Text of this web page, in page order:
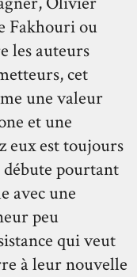
Fakhouri ou
les auteurs
cet
une valeur
et une
eux est toujours
pourtant
avec une
peu
qui veut
à leur nouvelle